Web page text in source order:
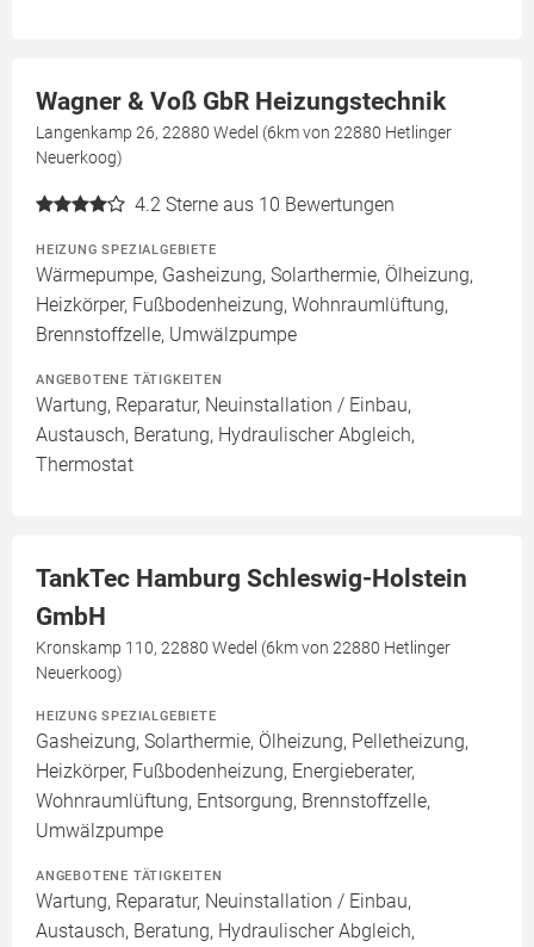
Wagner & Voß GbR Heizungstechnik
Langenkamp 26, 22880 Wedel (6km von 22880 Hetlinger
Neuerkoog)
4.2 Sterne aus 10 Bewertungen
HEIZUNG SPEZIALGEBIETE
Wärmepumpe, Gasheizung, Solarthermie, Ölheizung,
Heizkörper, Fußbodenheizung, Wohnraumlüftung,
Brennstoffzelle, Umwälzpumpe
ANGEBOTENE TÄTIGKEITEN
Wartung, Reparatur, Neuinstallation / Einbau,
Austausch, Beratung, Hydraulischer Abgleich,
Thermostat
TankTec Hamburg Schleswig-Holstein
GmbH
Kronskamp 110, 22880 Wedel (6km von 22880 Hetlinger
Neuerkoog)
HEIZUNG SPEZIALGEBIETE
Gasheizung, Solarthermie, Ölheizung, Pelletheizung,
Heizkörper, Fußbodenheizung, Energieberater,
Wohnraumlüftung, Entsorgung, Brennstoffzelle,
Umwälzpumpe
ANGEBOTENE TÄTIGKEITEN
Wartung, Reparatur, Neuinstallation / Einbau,
Austausch, Beratung, Hydraulischer Abgleich,